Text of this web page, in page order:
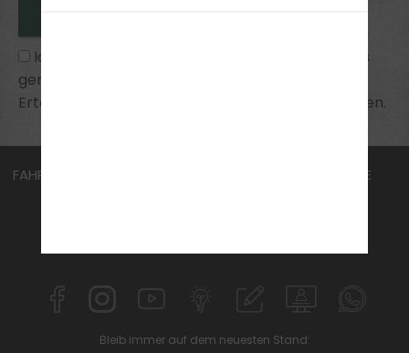
Ich habe die
zur Kenntnis
genommen und bin mit ihnen einverstanden.
Erteilte Einwilligungen kann ich jederzeit widerrufen.
FAHRSCHULE
KURSE
Bleib immer auf dem neuesten Stand: